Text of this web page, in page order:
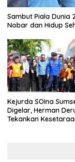
Sambut Piala Dunia
Nobar dan Hidup
Kejurda SOIna
Digelar, Herman
Tekankan